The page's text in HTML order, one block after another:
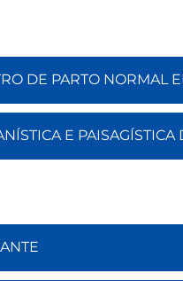
DE PARTO NORMAL
E